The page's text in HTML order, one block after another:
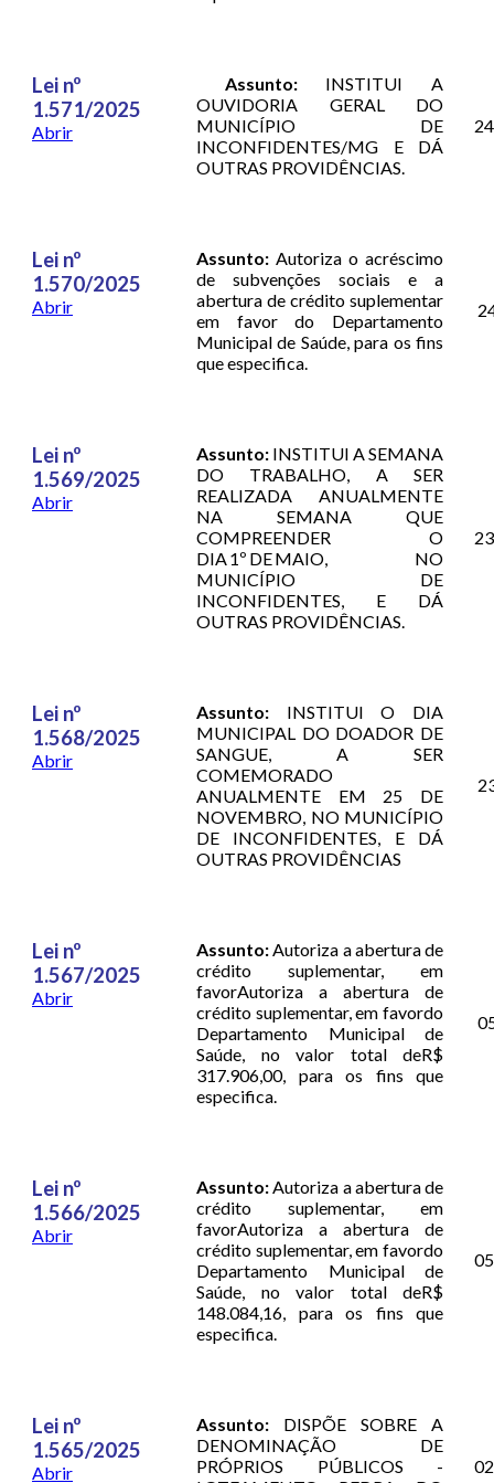
Lei nº
1.571/2025
Abrir
Assunto:INSTITUI A
OUVIDORIA GERAL DO
MUNICÍPIO DE
INCONFIDENTES/MG E DÁ
OUTRAS PROVIDÊNCIAS.
Lei nº
1.570/2025
Abrir
Assunto: Autoriza o acréscimo
de subvenções sociais e a
abertura de crédito suplementar
em favor do Departamento
Municipal de Saúde, para os fins
que especifica.
Lei nº
1.569/2025
Abrir
Assunto: INSTITUI A SEMANA
DO TRABALHO, A SER
REALIZADA ANUALMENTE
NA SEMANA QUE
COMPREENDER O
DIA 1º DE MAIO, NO
MUNICÍPIO DE
INCONFIDENTES, E DÁ
OUTRAS PROVIDÊNCIAS.
Lei nº
1.568/2025
Abrir
Assunto: INSTITUI O DIA
MUNICIPAL DO DOADOR DE
SANGUE, A SER
COMEMORADO
ANUALMENTE EM 25 DE
NOVEMBRO, NO MUNICÍPIO
DE INCONFIDENTES, E DÁ
OUTRAS PROVIDÊNCIAS
Lei nº
1.567/2025
Abrir
Assunto:Autoriza a abertura de
crédito suplementar, em
favorAutoriza a abertura de
crédito suplementar, em favordo
Departamento Municipal de
Saúde, no valor total deR$
317.906,00, para os fins que
especifica.
Lei nº
1.566/2025
Abrir
Assunto:Autoriza a abertura de
crédito suplementar, em
favorAutoriza a abertura de
crédito suplementar, em favordo
Departamento Municipal de
Saúde, no valor total deR$
148.084,16, para os fins que
especifica.
Lei nº
1.565/2025
Abrir
Assunto: DISPÕE SOBRE A
DENOMINAÇÃO DE
PRÓPRIOS PÚBLICOS -